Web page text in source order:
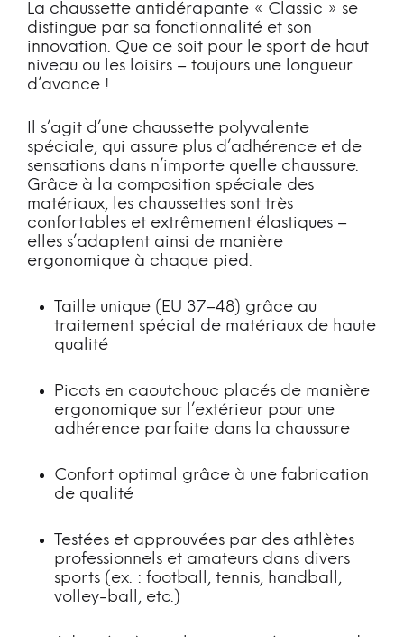
La chaussette antidérapante « Classic » se
distingue par sa fonctionnalité et son
innovation. Que ce soit pour le sport de haut
niveau ou les loisirs – toujours une longueur
d’avance !
Il s’agit d’une chaussette polyvalente
spéciale, qui assure plus d’adhérence et de
sensations dans n’importe quelle chaussure.
Grâce à la composition spéciale des
matériaux, les chaussettes sont très
confortables et extrêmement élastiques –
elles s’adaptent ainsi de manière
ergonomique à chaque pied.
Taille unique (EU 37–48) grâce au
traitement spécial de matériaux de haute
qualité
Picots en caoutchouc placés de manière
ergonomique sur l’extérieur pour une
adhérence parfaite dans la chaussure
Confort optimal grâce à une fabrication
de qualité
Testées et approuvées par des athlètes
professionnels et amateurs dans divers
sports (ex. : football, tennis, handball,
volley-ball, etc.)